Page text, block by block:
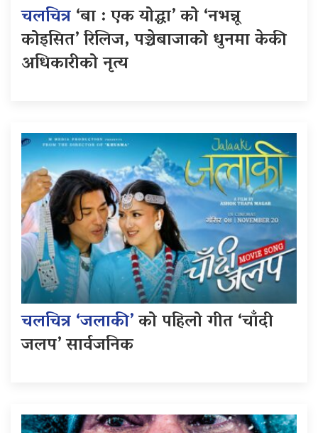
चलचित्र‘बा : एक योद्धा’ को ‘नभन्नू
कोइसित’ रिलिज, पञ्चेबाजाको धुनमा केकी
अधिकारीको नृत्य
चलचित्र ‘जलाकी’को पहिलो गीत ‘चाँदी
जलप’ सार्वजनिक